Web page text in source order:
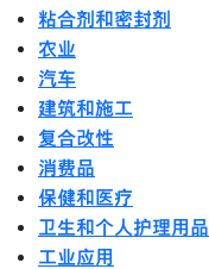
粘合剂和密封剂
农业
汽车
建筑和施工
复合改性
消费品
保健和医疗
卫生和个人护理用品
工业应用